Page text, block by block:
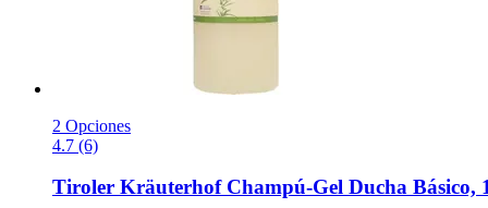
2 Opciones
4.7 (6)
Tiroler KräuterhofChampú-​Gel Ducha Básico,